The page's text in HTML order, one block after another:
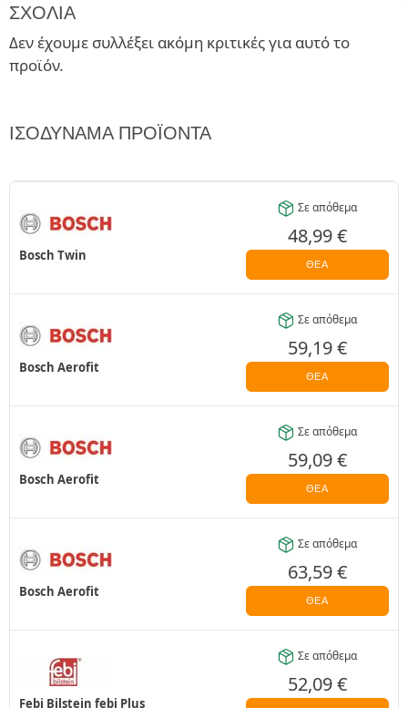
ΣΧΌΛΙΑ
Δεν έχουμε συλλέξει ακόμη κριτικές για αυτό το
προϊόν.
ΙΣΟΔΎΝΑΜΑ ΠΡΟΪΌΝΤΑ
Bosch Twin
Σε απόθεμα
48,99€
ΘΈΑ
Bosch Aerofit
Σε απόθεμα
59,19€
ΘΈΑ
Bosch Aerofit
Σε απόθεμα
59,09€
ΘΈΑ
Bosch Aerofit
Σε απόθεμα
63,59€
ΘΈΑ
Febi Bilstein febi Plus
Σε απόθεμα
52,09€